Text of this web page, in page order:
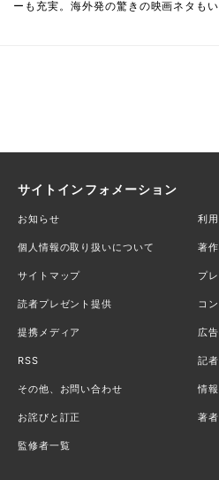
ーも充実。海外発の驚きの映画ネタもい
サイトインフォメーション
お知らせ 利
個人情報の取り扱いについて 著
サイトマップ プ
読者プレゼント提供 コ
提携メディア 広
RSS 記
その他、お問い合わせ 情
お詫びと訂正 著
監修者一覧